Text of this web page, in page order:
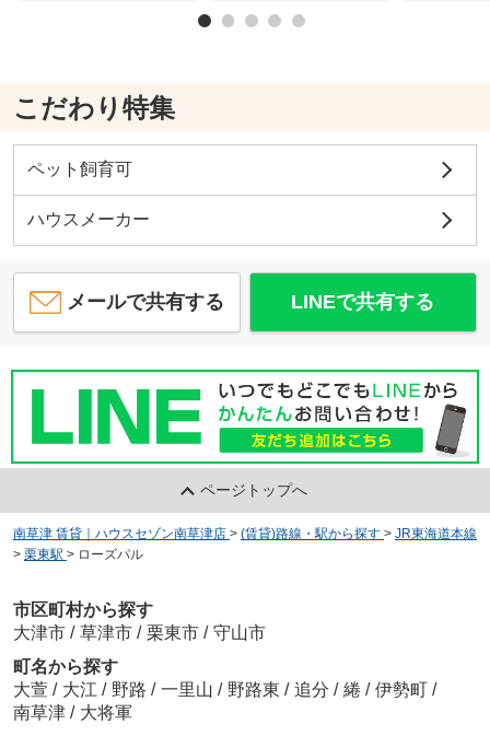
こだわり特集
ペット飼育可
ハウスメーカー
メールで共有する LINEで共有する
ページトップへ
南草津 賃貸｜ハウスセゾン南草津店 > (賃貸)路線・駅から探す > JR東海道本線
> 栗東駅 > ローズパル
市区町村から探す
大津市 / 草津市 / 栗東市 / 守山市
町名から探す
大萱 / 大江 / 野路 / 一里山 / 野路東 / 追分 / 綣 / 伊勢町 /
南草津 / 大将軍